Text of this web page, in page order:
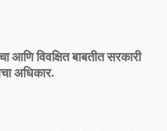
आणि विवक्षित बाबतीत सरकारी
अधिकार.